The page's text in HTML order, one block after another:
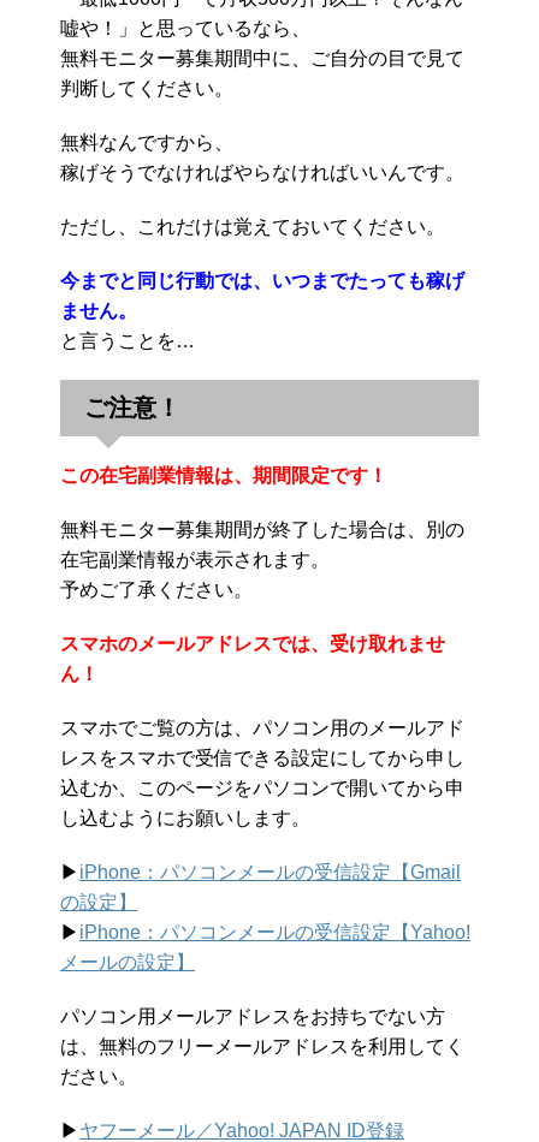
嘘や！」と思っているなら、
無料モニター募集期間中に、ご自分の目で見て
判断してください。
無料なんですから、
稼げそうでなければやらなければいいんです。
ただし、これだけは覚えておいてください。
今までと同じ行動では、いつまでたっても稼げ
ません。
と言うことを…
ご注意！
この在宅副業情報は、期間限定です！
無料モニター募集期間が終了した場合は、別の
在宅副業情報が表示されます。
予めご了承ください。
スマホのメールアドレスでは、受け取れませ
ん！
スマホでご覧の方は、パソコン用のメールアド
レスをスマホで受信できる設定にしてから申し
込むか、このページをパソコンで開いてから申
し込むようにお願いします。
▶︎ iPhone：パソコンメールの受信設定【Gmail
の設定】
▶︎ iPhone：パソコンメールの受信設定【Yahoo!
メールの設定】
パソコン用メールアドレスをお持ちでない方
は、無料のフリーメールアドレスを利用してく
ださい。
▶︎ ヤフーメール／Yahoo! JAPAN ID登録